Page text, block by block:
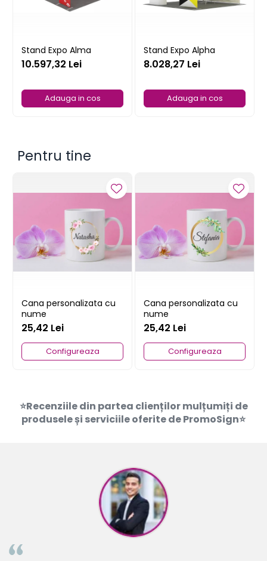
Stand Expo Alma
10.597,32 Lei
Adauga in cos
Stand Expo Alpha
8.028,27 Lei
Adauga in cos
Pentru tine
Cana personalizata cu
nume
25,42 Lei
Configureaza
Cana personalizata cu
nume
25,42 Lei
Configureaza
⭐Recenziile din partea clienților mulțumiți de
produsele și serviciile oferite de PromoSign⭐